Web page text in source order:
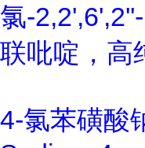
氯-
联吡啶，高
4-氯苯磺酸